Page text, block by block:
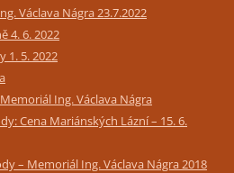
Václava Nágra 23.7.2022
4. 6. 2022
1. 5. 2022
Ing. Václava Nágra
Cena Mariánských Lázní – 15. 6.
– Memoriál Ing. Václava Nágra 2018